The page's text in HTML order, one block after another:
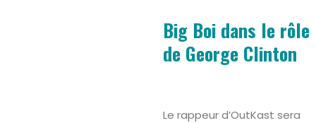
Big Boi dans le rôle
de George Clinton
Le rappeur d’OutKast sera